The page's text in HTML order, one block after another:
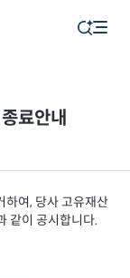
료안내
하여, 당사 고유재산
같이 공시합니다.